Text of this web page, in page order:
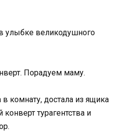
улыбке великодушного
Порадуем маму.
комнату, достала из ящика
турагентства и